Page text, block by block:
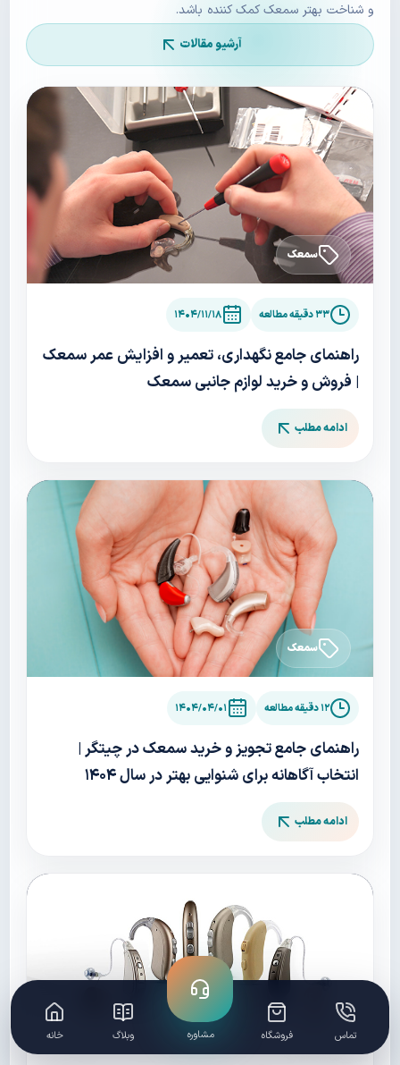
و شناخت بهتر سمعک کمک کننده باشد.
آرشیو مقالات
سمعک
۳۳ دقیقه مطالعه ۱۴۰۴/۱۱/۱۸
راهنمای جامع نگهداری، تعمیر و افزایش عمر سمعک
| فروش و خرید لوازم جانبی سمعک
ادامه مطلب
سمعک
۱۲ دقیقه مطالعه ۱۴۰۴/۰۴/۰۱
راهنمای جامع تجویز و خرید سمعک در چیتگر |
انتخاب آگاهانه برای شنوایی بهتر در سال ۱۴۰۴
ادامه مطلب
سمعک تماس فروشگاه مشاوره وبلاگ خانه